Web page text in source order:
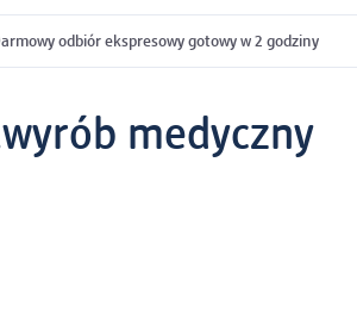
odbiór ekspresowy gotowy w 2 godziny
wyrób medyczny